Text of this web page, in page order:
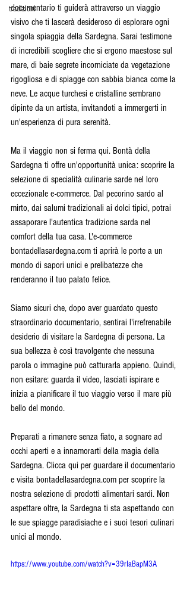
tradizioni
documentario ti guiderà attraverso un viaggio
visivo che ti lascerà desideroso di esplorare ogni
singola spiaggia della Sardegna. Sarai testimone
di incredibili scogliere che si ergono maestose sul
mare, di baie segrete incorniciate da vegetazione
rigogliosa e di spiagge con sabbia bianca come la
neve. Le acque turchesi e cristalline sembrano
dipinte da un artista, invitandoti a immergerti in
un'esperienza di pura serenità.
Ma il viaggio non si ferma qui. Bontà della
Sardegna ti offre un'opportunità unica: scoprire la
selezione di specialità culinarie sarde nel loro
eccezionale e-commerce. Dal pecorino sardo al
mirto, dai salumi tradizionali ai dolci tipici, potrai
assaporare l'autentica tradizione sarda nel
comfort della tua casa. L'e-commerce
bontadellasardegna.com ti aprirà le porte a un
mondo di sapori unici e prelibatezze che
renderanno il tuo palato felice.
Siamo sicuri che, dopo aver guardato questo
straordinario documentario, sentirai l'irrefrenabile
desiderio di visitare la Sardegna di persona. La
sua bellezza è così travolgente che nessuna
parola o immagine può catturarla appieno. Quindi,
non esitare: guarda il video, lasciati ispirare e
inizia a pianificare il tuo viaggio verso il mare più
bello del mondo.
Preparati a rimanere senza fiato, a sognare ad
occhi aperti e a innamorarti della magia della
Sardegna. Clicca qui per guardare il documentario
e visita bontadellasardegna.com per scoprire la
nostra selezione di prodotti alimentari sardi. Non
aspettare oltre, la Sardegna ti sta aspettando con
le sue spiagge paradisiache e i suoi tesori culinari
unici al mondo.
https://www.youtube.com/watch?v=39rIaBapM3A